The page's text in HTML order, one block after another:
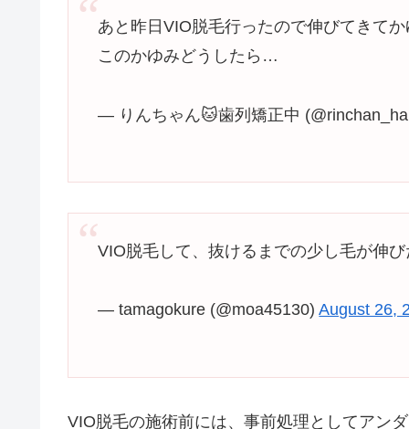
あと昨日VIO脱毛行ったので伸びてきて
このかゆみどうしたら…
— りんちゃん🐱歯列矯正中
VIO脱毛して、抜けるまでの少し毛が伸
— tamagokure (@moa45130)August 26,
VIO脱毛の施術前には、事前処理としてアン